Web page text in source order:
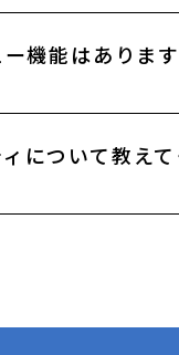
機能はありま
について教え